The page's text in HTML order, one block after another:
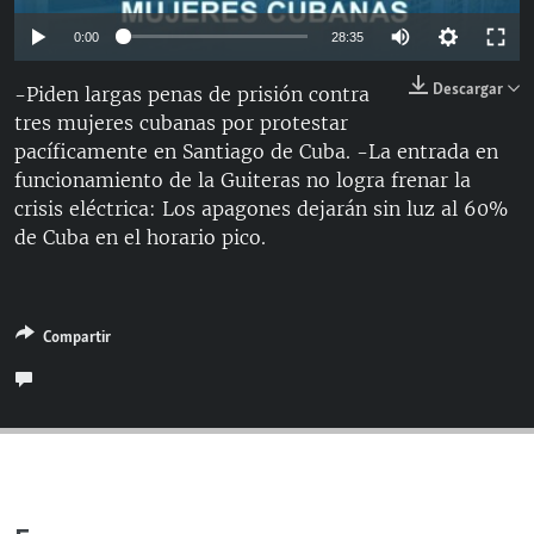
RADIO MARTÍ
ESPECIALES
ESPECIALES
LA REALIDAD DE LA VIVIENDA EN CUBA
SER VIEJO EN CUBA
KENTU-CUBANO
MULTIMEDIA
EDITORIALES
SÍGUENOS
Auto 144p 360p
480p
0:00 28:35
144p
360p
480p
Descargar
-Piden largas penas de prisión contra
tres mujeres cubanas por protestar
pacíficamente en Santiago de Cuba. -La entrada en
funcionamiento de la Guiteras no logra frenar la
crisis eléctrica: Los apagones dejarán sin luz al 60%
de Cuba en el horario pico.
Compartir